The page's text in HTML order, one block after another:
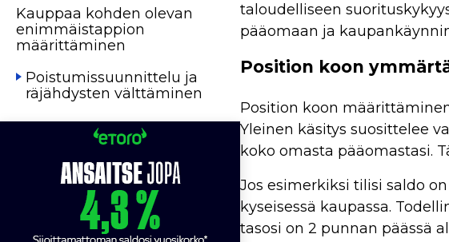
Kauppaa kohden olevan
enimmäistappion
määrittäminen
Poistumissuunnittelu ja
räjähdysten välttäminen
taloudelliseen
pääomaan ja
Position koon
Position koon
Yleinen käsitys suosittelee
koko omasta pääomastasi.
Jos esimerkiksi tilisi saldo
kyseisessä kaupassa.
tasosi on 2 punnan päässä